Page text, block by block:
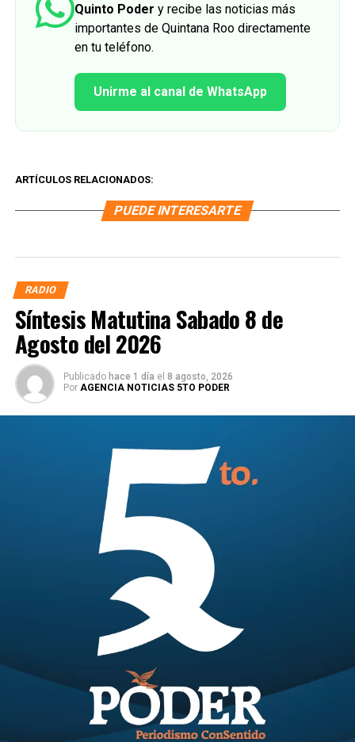
Quinto Poder y recibe las noticias más
importantes de Quintana Roo directamente
en tu teléfono.
Unirme al canal de WhatsApp
ARTÍCULOS RELACIONADOS:
PUEDE INTERESARTE
RADIO
Síntesis Matutina Sabado 8 de
Agosto del 2026
Publicado hace 1 día el 8 agosto, 2026
Por AGENCIA NOTICIAS 5TO PODER